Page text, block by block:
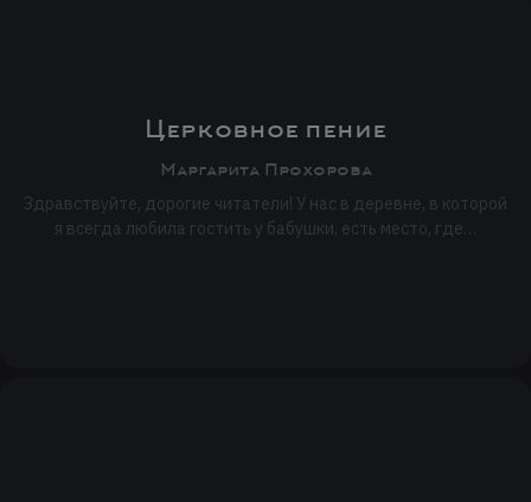
Церковное пение
Маргарита Прохорова
Здравствуйте, дорогие читатели! У нас в деревне, в которой
я всегда любила гостить у бабушки, есть место, где…